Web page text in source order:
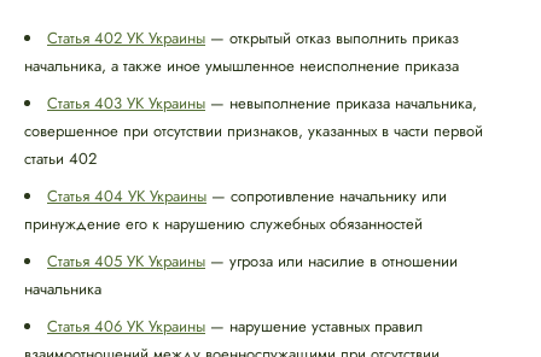
Статья 402 УК Украины — открытый отказ выполнить приказ
начальника, а также иное умышленное неисполнение приказа
Статья 403 УК Украины — невыполнение приказа начальника,
совершенное при отсутствии признаков, указанных в части первой
статьи 402
Статья 404 УК Украины — сопротивление начальнику или
принуждение его к нарушению служебных обязанностей
Статья 405 УК Украины — угроза или насилие в отношении
начальника
Статья 406 УК Украины — нарушение уставных правил